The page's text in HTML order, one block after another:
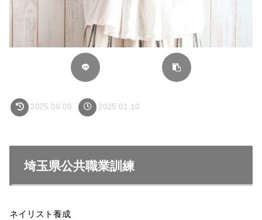
2025.09.09 2025.01.10
埼玉県公共職業訓練
ネイリスト養成